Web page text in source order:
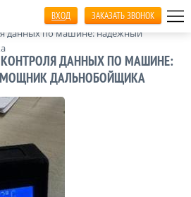
ВХОД ЗАКАЗАТЬ ЗВОНОК
данных по машине: надежный
ДАННЫХ ПО МАШИНЕ:
ДАЛЬНОБОЙЩИКА